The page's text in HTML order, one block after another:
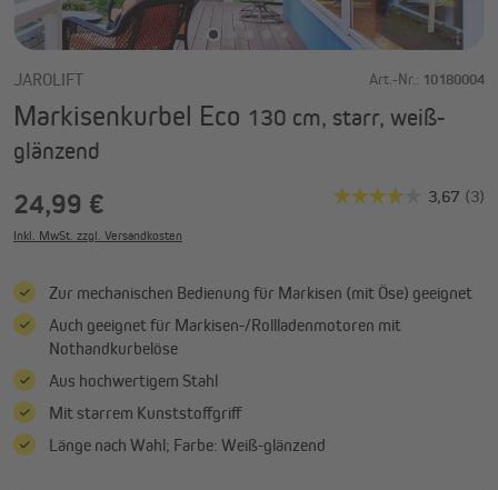
JAROLIFT Art.-Nr.: 10180004
Markisenkurbel Eco 130 cm, starr, weiß-
glänzend
24,99 €
Inkl. MwSt. zzgl. Versandkosten
Zur mechanischen Bedienung für Markisen (mit Öse) geeignet
Auch geeignet für Markisen-/Rollladenmotoren mit
Nothandkurbelöse
Aus hochwertigem Stahl
Mit starrem Kunststoffgriff
Länge nach Wahl; Farbe: Weiß-glänzend